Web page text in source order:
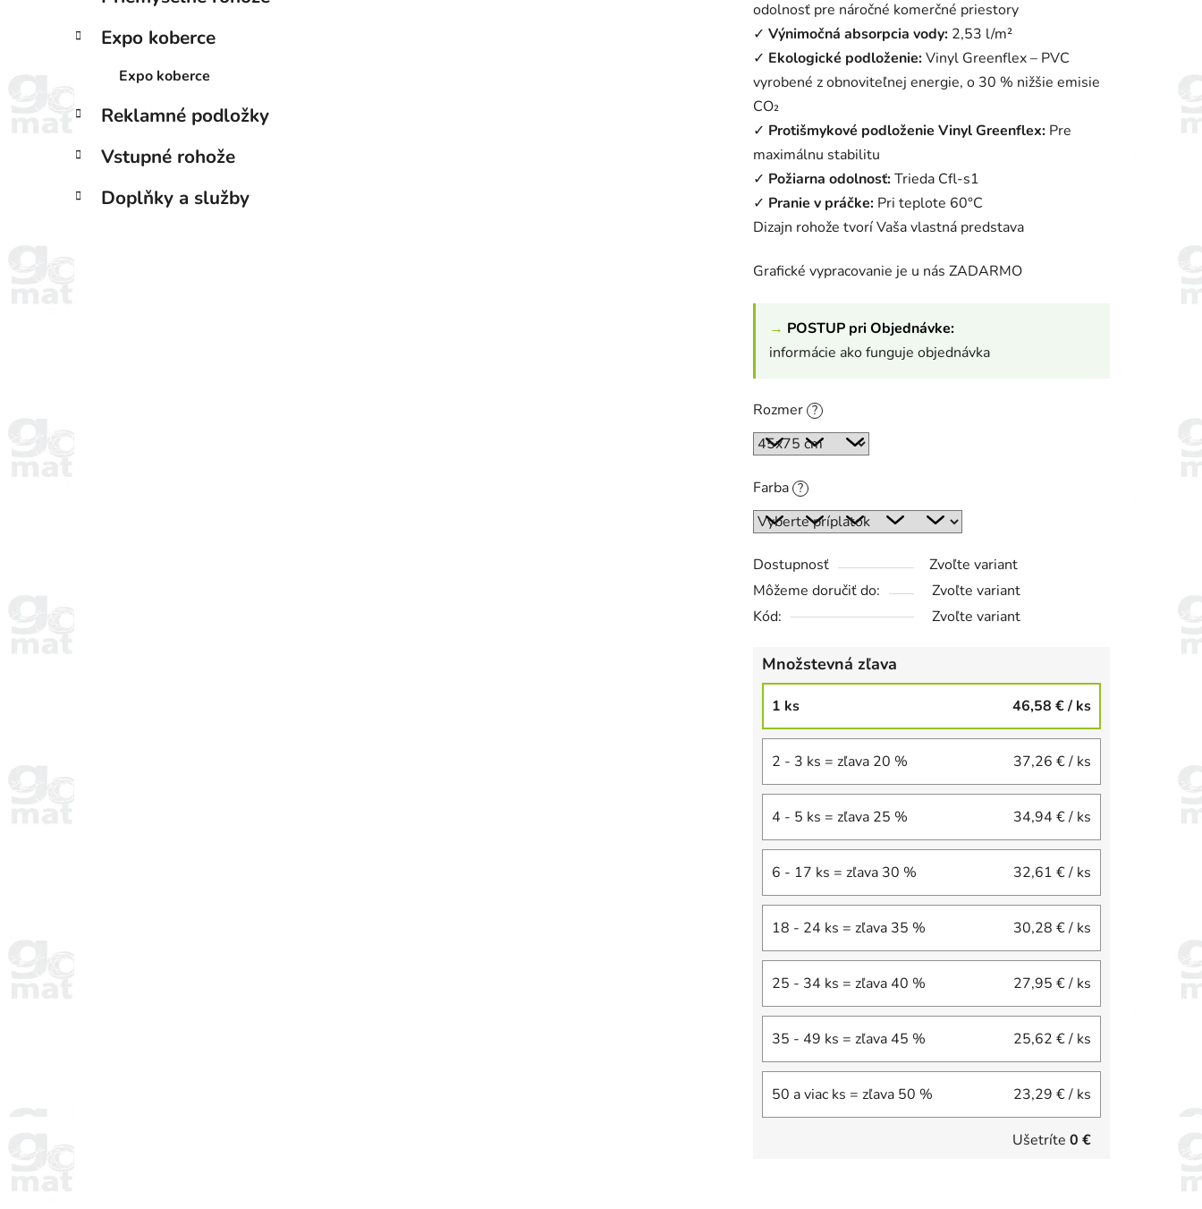
Expo koberce
Expo koberce
Reklamné podložky
Vstupné rohože
Doplňky a služby
odolnosť pre náročné komerčné priestory
✓ Výnimočná absorpcia vody: 2,53 l/m²
✓ Ekologické podloženie:Vinyl Greenflex – PVC
vyrobené z obnoviteľnej energie, o 30 % nižšie emisie
CO₂
✓ Protišmykové podloženie Vinyl Greenflex: Pre
maximálnu stabilitu
✓ Požiarna odolnosť:Trieda Cfl-s1
✓ Pranie v práčke: Pri teplote 60°C
Dizajn rohože tvorí Vaša vlastná predstava
Grafické vypracovanie je u nás ZADARMO
→ POSTUP pri Objednávke:
informácie ako funguje objednávka
Rozmer ?
Farba ?
Dostupnosť
Zvoľte variant
Môžeme doručiť do:
Zvoľte variant
Kód:
Zvoľte variant
Množstevná zľava
1 ks 46,58 €/ ks
2 - 3 ks = zľava 20 % 37,26 €/ ks
4 - 5 ks = zľava 25 % 34,94 €/ ks
6 - 17 ks = zľava 30 % 32,61 €/ ks
18 - 24 ks = zľava 35 % 30,28 €/ ks
25 - 34 ks = zľava 40 % 27,95 €/ ks
35 - 49 ks = zľava 45 % 25,62 €/ ks
50 a viac ks = zľava 50 % 23,29 €/ ks
Ušetríte 0 €